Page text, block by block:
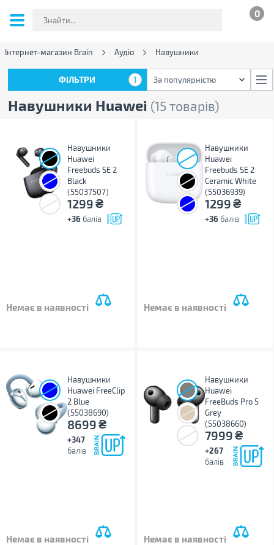
0
Інтернет-магазин Brain Аудіо Навушники
Навушники Huawei (15 товарів)
ФІЛЬТРИ 1 За популярністю
Навушники
Huawei
Freebuds SE 2
Black
(55037507)
1299₴
+36 балів
Немає в наявності
Навушники
Huawei
Freebuds SE 2
Ceramic White
(55036939)
1299₴
+36 балів
Немає в наявності
Навушники
Huawei FreeClip
2 Blue
(55038690)
8699₴
+347
балів
Немає в наявності
Навушники
Huawei
FreeBuds Pro 5
Grey
(55038660)
7999₴
+267
балів
Немає в наявності
ФІЛЬТРИ 1 За популярністю